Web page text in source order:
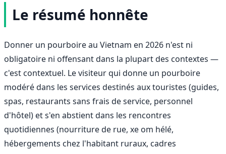
Le résumé honnête
Donner un pourboire au Vietnam en 2026 n'est ni
obligatoire ni offensant dans la plupart des contextes —
c'est contextuel. Le visiteur qui donne un pourboire
modéré dans les services destinés aux touristes (guides,
spas, restaurants sans frais de service, personnel
d'hôtel) et s'en abstient dans les rencontres
quotidiennes (nourriture de rue, xe om hélé,
hébergements chez l'habitant ruraux, cadres